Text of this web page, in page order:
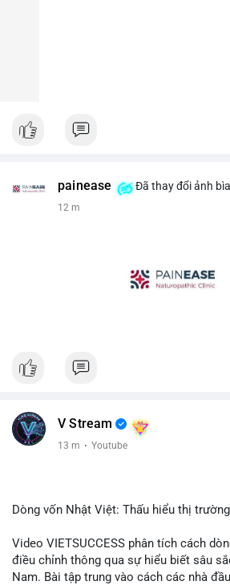
painease Đã thay đổi ảnh
12 m
V Stream
13 m · Youtube
Dòng vốn Nhật Việt: Thấu hiểu thị
Video VIETSUCCESS phân tích cách
điều chỉnh thông qua sự hiểu biết sâu
Nam. Bài tập trung vào cách các nhà